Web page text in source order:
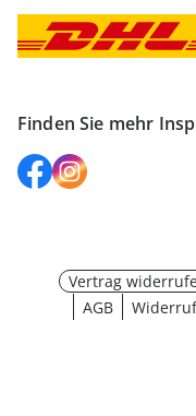
Finden Sie mehr
Vertrag
AGB
Widerruf